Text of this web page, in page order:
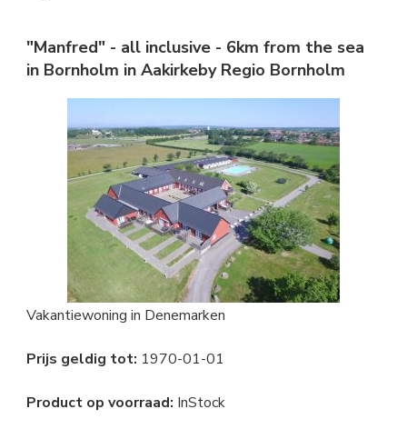
"Manfred" - all inclusive - 6km from the sea
in Bornholm in Aakirkeby Regio Bornholm
Vakantiewoning in Denemarken
Prijs geldig tot: 1970-01-01
Product op voorraad: InStock